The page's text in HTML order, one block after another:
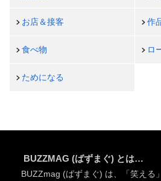
お店＆接客 作
食べ物 ロ
ためになる
BUZZMAG (ばずまぐ) とは…
BUZZmag (ばずまぐ) は、「笑える